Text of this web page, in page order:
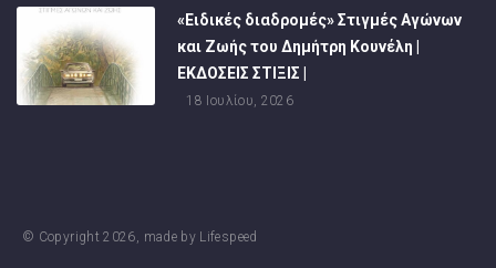
«Ειδικές διαδρομές» Στιγμές Αγώνων
και Ζωής του Δημήτρη Κουνέλη |
ΕΚΔΟΣΕΙΣ ΣΤΙΞΙΣ |
18 Ιουλίου, 2026
© Copyright2026 , made by Lifespeed